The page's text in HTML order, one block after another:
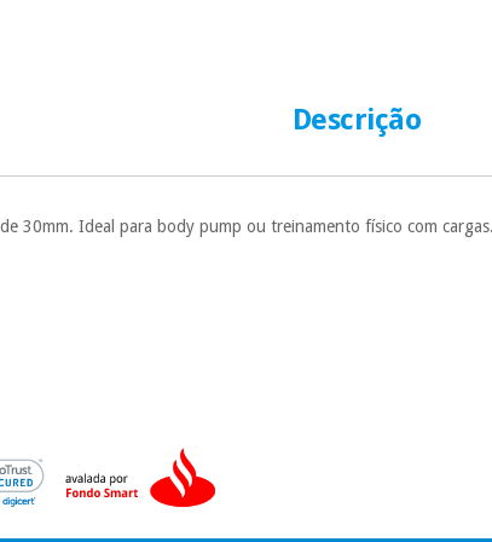
Descrição
30mm. Ideal para body pump ou treinamento físico com